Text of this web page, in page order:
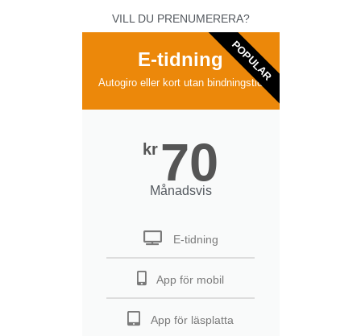
VILL DU PRENUMERERA?
E-tidning
Autogiro eller kort utan bindningstid
kr 70
Månadsvis
E-tidning
App för mobil
App för läsplatta
POPULAR